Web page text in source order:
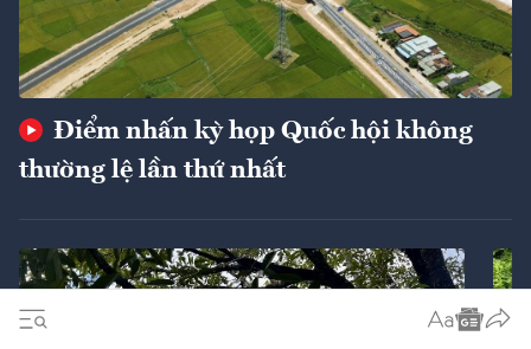
Điểm nhấn kỳ họp Quốc hội không
thường lệ lần thứ nhất